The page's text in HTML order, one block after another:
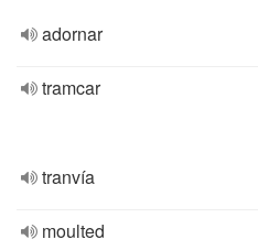
adornar
tramcar
tranvía
moulted